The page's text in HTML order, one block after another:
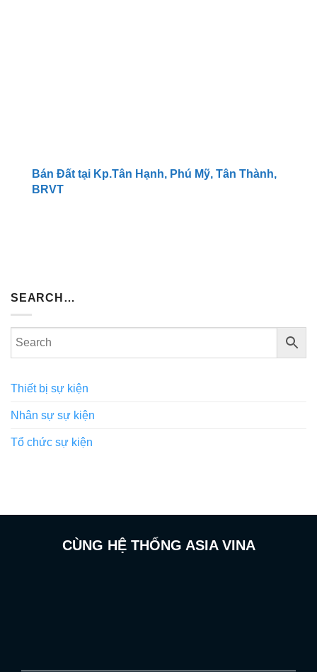
Bán Đất tại Kp.Tân Hạnh, Phú Mỹ, Tân Thành,
BRVT
SEARCH…
Thiết bị sự kiện
Nhân sự sự kiện
Tổ chức sự kiện
CÙNG HỆ THỐNG ASIA VINA